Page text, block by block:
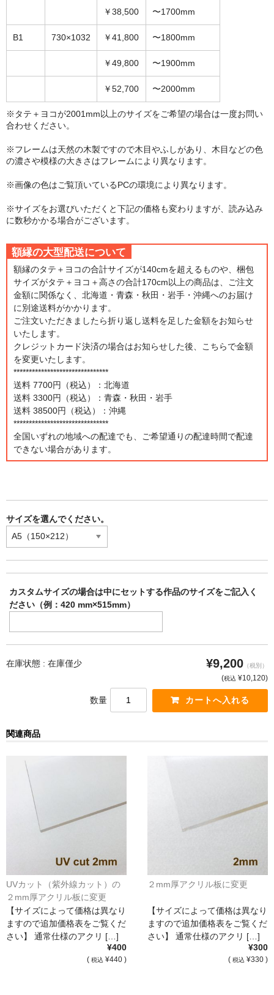
￥38,500 〜1700mm
B1 730×1032 ￥41,800 〜1800mm
￥49,800 〜1900mm
￥52,700 〜2000mm
※タテ＋ヨコが2001mm以上のサイズをご希望の場合は一度お問い
合わせください。
※フレームは天然の木製ですので木目やふしがあり、木目などの色
の濃さや模様の大きさはフレームにより異なります。
※画像の色はご覧頂いているPCの環境により異なります。
※サイズをお選びいただくと下記の価格も変わりますが、読み込み
に数秒かかる場合がございます。
額縁の大型配送について
額縁のタテ＋ヨコの合計サイズが140cmを超えるものや、梱包
サイズがタテ＋ヨコ＋高さの合計170cm以上の商品は、ご注文
金額に関係なく、北海道・青森・秋田・岩手・沖縄へのお届け
に別途送料がかかります。
ご注文いただきましたら折り返し送料を足した金額をお知らせ
いたします。
クレジットカード決済の場合はお知らせした後、こちらで金額
を変更いたします。
*******************************
送料 7700円（税込）：北海道
送料 3300円（税込）：青森・秋田・岩手
送料 38500円（税込）：沖縄
*******************************
全国いずれの地域への配達でも、ご希望通りの配達時間で配達
できない場合があります。
サイズを選んでください。
カスタムサイズの場合は中にセットする作品のサイズをご記入く
ださい（例：420 mm×515mm）
在庫状態 : 在庫僅少 ¥9,200 （税別）
(税込 ¥10,120)
数量
関連商品
UVカット（紫外線カット）の
２mm厚アクリル板に変更
【サイズによって価格は異なり
ますので追加価格表をご覧くだ
さい】 通常仕様のアクリ […]
¥400
( 税込 ¥440 )
２mm厚アクリル板に変更
【サイズによって価格は異なり
ますので追加価格表をご覧くだ
さい】 通常仕様のアクリ […]
¥300
( 税込 ¥330 )